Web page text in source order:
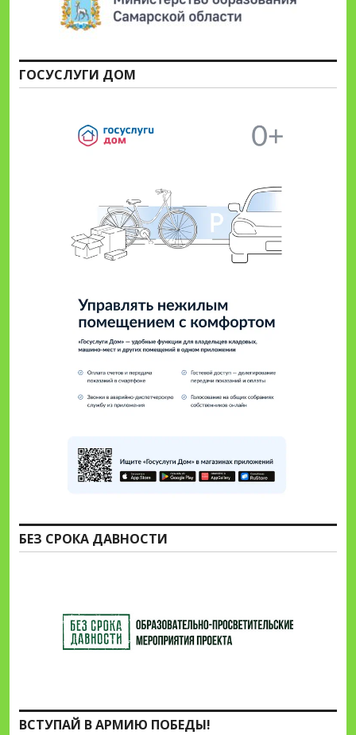
ГОСУСЛУГИ ДОМ
БЕЗ СРОКА ДАВНОСТИ
ВСТУПАЙ В АРМИЮ ПОБЕДЫ!